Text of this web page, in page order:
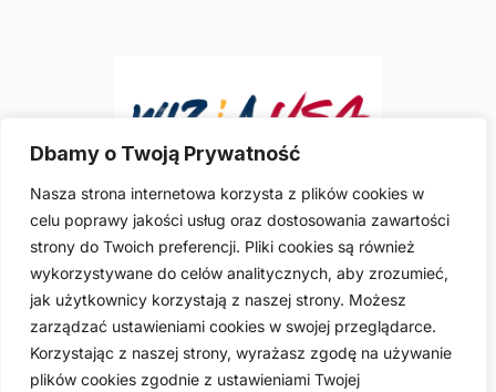
Dbamy o Twoją Prywatność
Nasza strona internetowa korzysta z plików cookies w
celu poprawy jakości usług oraz dostosowania zawartości
strony do Twoich preferencji. Pliki cookies są również
wykorzystywane do celów analitycznych, aby zrozumieć,
jak użytkownicy korzystają z naszej strony. Możesz
zarządzać ustawieniami cookies w swojej przeglądarce.
Korzystając z naszej strony, wyrażasz zgodę na używanie
plików cookies zgodnie z ustawieniami Twojej
Ilona R. Szymkowiczto doświadczona i
wykwalifikowana polska prawniczka imigracyjna
praktykująca w USA. Posiada licencje do wykonywania
zawodu w sześciu stanach USA: Kalifornii, Kolorado,
Florydzie, Nevadzie, Nowym Jorku i Teksasie.